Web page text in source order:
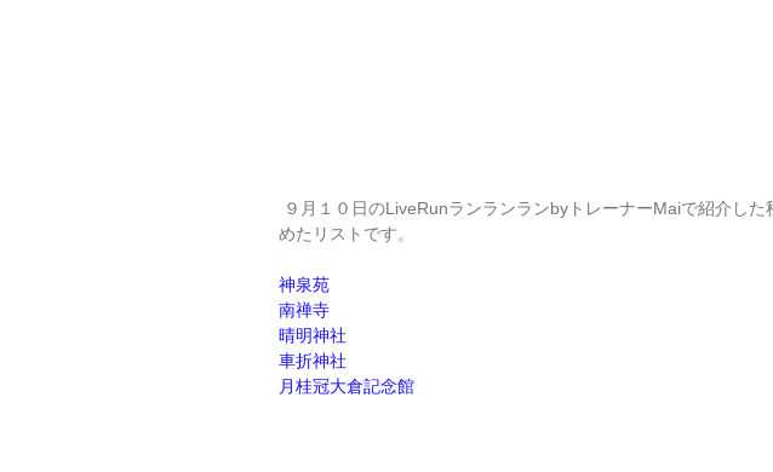
めたリストです。
神泉苑
南禅寺
晴明神社
車折神社
月桂冠大倉記念館